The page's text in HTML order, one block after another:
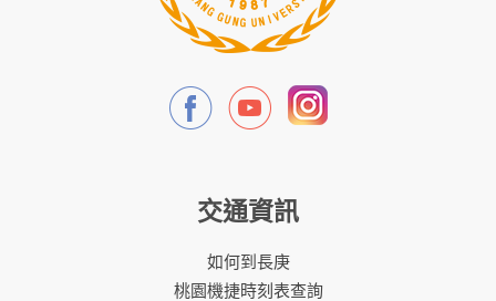
交通資訊
如何到長庚
桃園機捷時刻表查詢